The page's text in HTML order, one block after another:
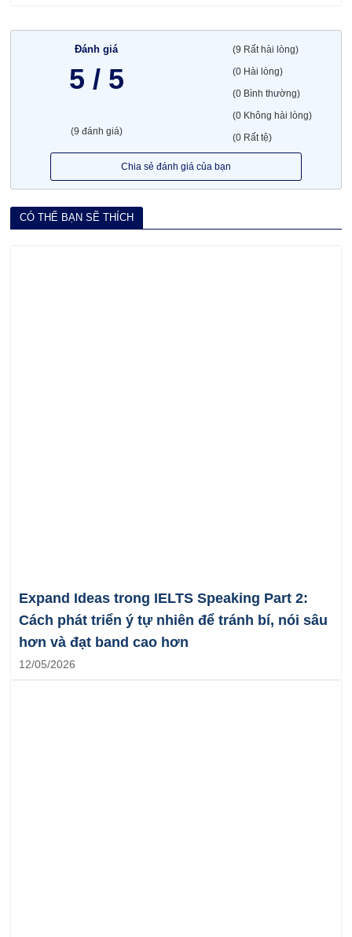
Đánh giá
5 / 5
(9 đánh giá)
(9 Rất hài lòng)
(0 Hài lòng)
(0 Bình thường)
(0 Không hài lòng)
(0 Rất tệ)
Chia sẻ đánh giá của bạn
CÓ THỂ BẠN SẼ THÍCH
Expand Ideas trong IELTS Speaking Part 2:
Cách phát triển ý tự nhiên để tránh bí, nói sâu
hơn và đạt band cao hơn
12/05/2026